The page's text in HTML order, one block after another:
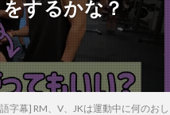
するかな？
字幕] RM、V、JKは運動中に何のお